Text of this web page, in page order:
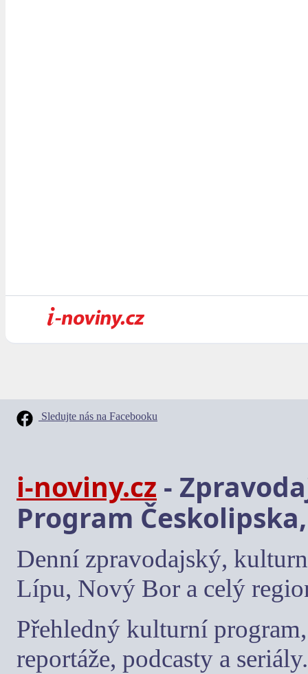
Sledujte nás na Facebooku
i-noviny.cz -
Program
Denní zpravodajský,
Lípu, Nový Bor a celý
Přehledný kulturní
reportáže, podcasty a seriály.